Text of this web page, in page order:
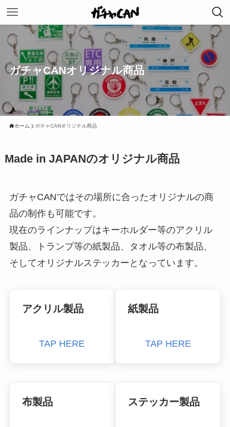
ガチャCANオリジナル商品
ホーム ガチャCANオリジナル商品
Made in JAPANのオリジナル商品
ガチャCANではその場所に合ったオリジナルの商
品の制作も可能です。
現在のラインナップはキーホルダー等のアクリル
製品、トランプ等の紙製品、タオル等の布製品、
そしてオリジナルステッカーとなっています。
アクリル製品
TAP HERE
紙製品
TAP HERE
布製品 ステッカー製品